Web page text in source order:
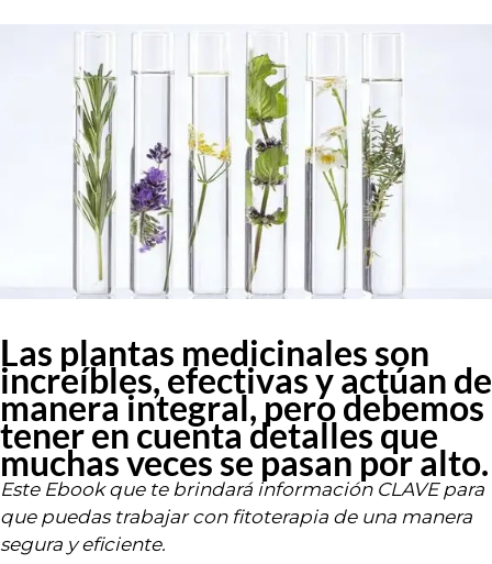
Las plantas medicinales son
increíbles, efectivas y actúan de
manera integral, pero debemos
tener en cuenta detalles que
muchas veces se pasan por alto.
Este Ebook que te brindará información CLAVE para
que puedas trabajar con fitoterapia de una manera
segura y eficiente.